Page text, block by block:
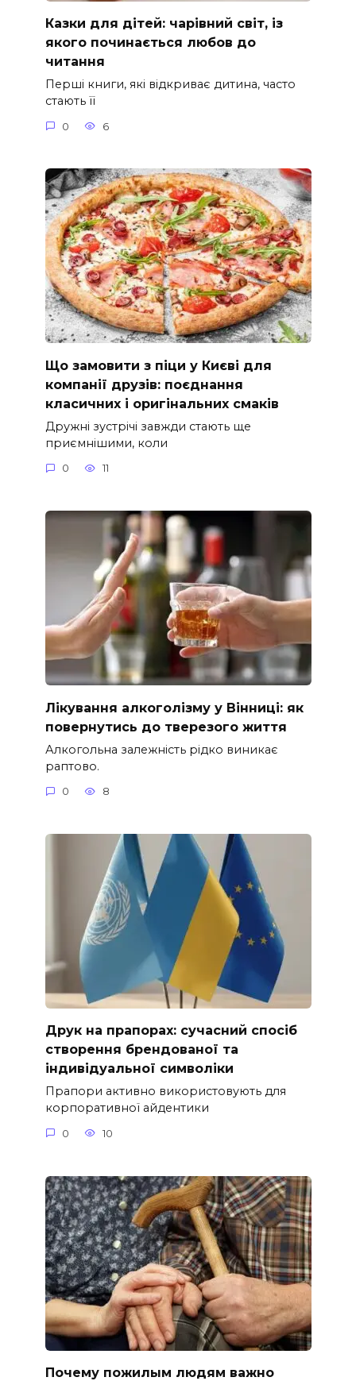
Казки для дітей: чарівний світ, із
якого починається любов до
читання
Перші книги, які відкриває дитина, часто
стають її
0 6
Що замовити з піци у Києві для
компанії друзів: поєднання
класичних і оригінальних смаків
Дружні зустрічі завжди стають ще
приємнішими, коли
0 11
Лікування алкоголізму у Вінниці: як
повернутись до тверезого життя
Алкогольна залежність рідко виникає
раптово.
0 8
Друк на прапорах: сучасний спосіб
створення брендованої та
індивідуальної символіки
Прапори активно використовують для
корпоративної айдентики
0 10
Почему пожилым людям важно